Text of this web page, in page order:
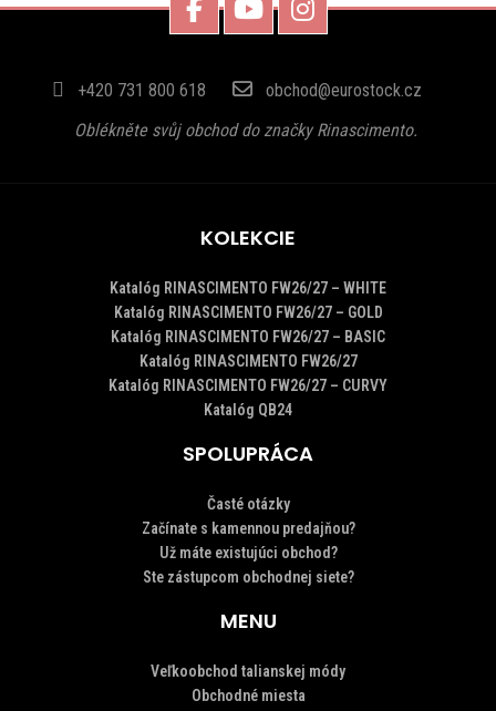
+420 731 800 618
obchod@eurostock.cz
Oblékněte svůj obchod do značky Rinascimento.
KOLEKCIE
Katalóg RINASCIMENTO FW26/27 – WHITE
Katalóg RINASCIMENTO FW26/27 – GOLD
Katalóg RINASCIMENTO FW26/27 – BASIC
Katalóg RINASCIMENTO FW26/27
Katalóg RINASCIMENTO FW26/27 – CURVY
Katalóg QB24
SPOLUPRÁCA
Časté otázky
Začínate s kamennou predajňou?
Už máte existujúci obchod?
Ste zástupcom obchodnej siete?
MENU
Veľkoobchod talianskej módy
Obchodné miesta